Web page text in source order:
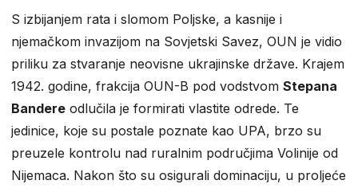
S izbijanjem rata i slomom Poljske, a kasnije i
njemačkom invazijom na Sovjetski Savez, OUN je vidio
priliku za stvaranje neovisne ukrajinske države. Krajem
1942. godine, frakcija OUN-B pod vodstvom Stepana
Bandere odlučila je formirati vlastite odrede. Te
jedinice, koje su postale poznate kao UPA, brzo su
preuzele kontrolu nad ruralnim područjima Volinije od
Nijemaca. Nakon što su osigurali dominaciju, u proljeće